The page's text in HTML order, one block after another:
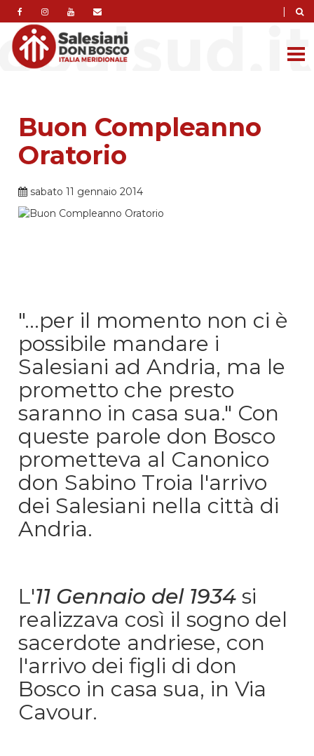
|
Buon Compleanno
Oratorio
sabato 11 gennaio 2014
"...per il momento non ci è
possibile mandare i
Salesiani ad Andria, ma le
prometto che presto
saranno in casa sua." Con
queste parole don Bosco
prometteva al Canonico
don Sabino Troia l'arrivo
dei Salesiani nella città di
Andria.
L'11 Gennaio del 1934 si
realizzava così il sogno del
sacerdote andriese, con
l'arrivo dei figli di don
Bosco in casa sua, in Via
Cavour.